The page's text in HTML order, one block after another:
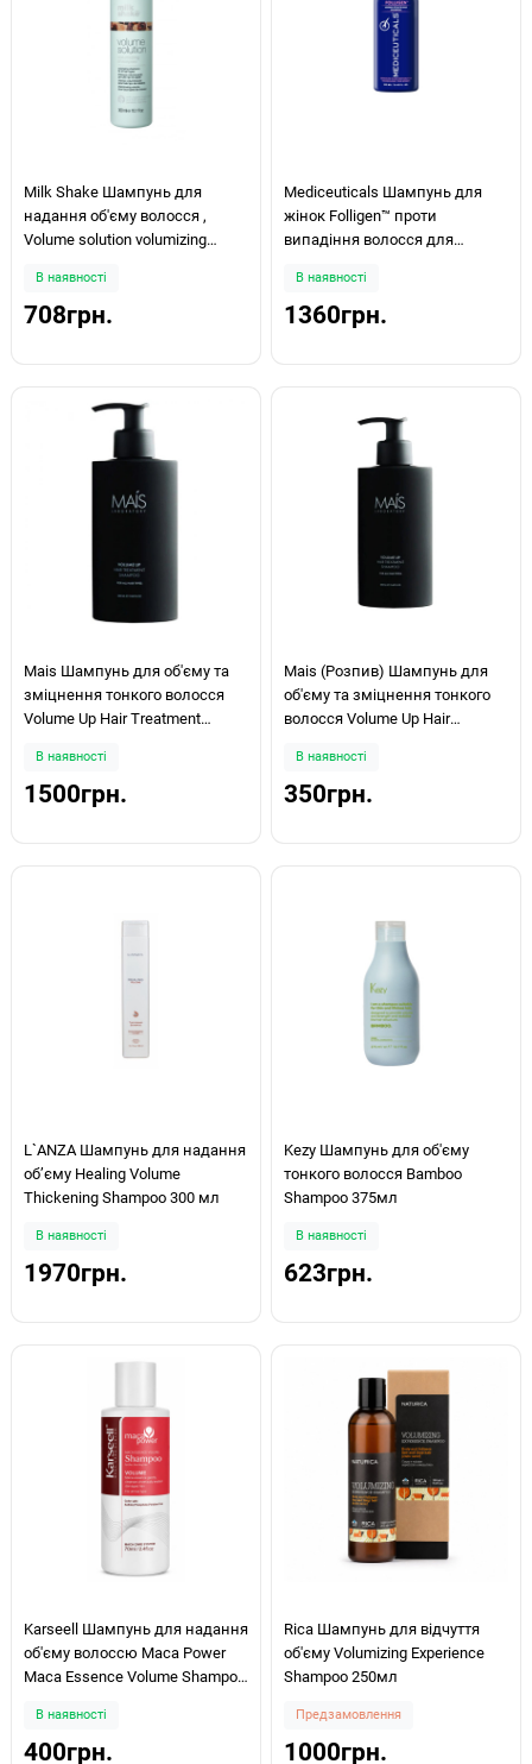
Milk Shake Шампунь для
надання об'єму волосся ,
Volume solution volumizing
В наявності
708грн.
Mediceuticals Шампунь для
жінок Folligen™ проти
випадіння волосся для
голови 250мл
В наявності
1360грн.
Mais Шампунь для об'єму та
зміцнення тонкого волосся
Volume Up Hair Treatment
В наявності
1500грн.
Mais (Розпив) Шампунь для
об'єму та зміцнення тонкого
волосся Volume Up Hair
В наявності
350грн.
L`ANZA Шампунь для надання
обʼєму Healing Volume
Thickening Shampoo 300 мл
В наявності
1970грн.
Kezy Шампунь для об'єму
тонкого волосся Bamboo
Shampoo 375мл
В наявності
623грн.
Karseell Шампунь для надання
об'єму волоссю Maca Power
Maca Essence Volume Shampoo
В наявності
400грн.
Rica Шампунь для відчуття
об'єму Volumizing Experience
Shampoo 250мл
Предзамовлення
1000грн.